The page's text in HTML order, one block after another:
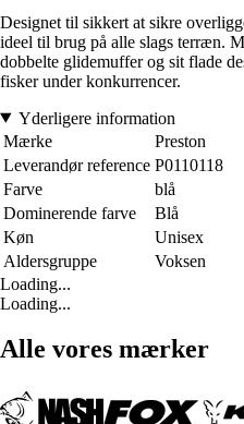
Designet til sikkert at sikre
ideel til brug på alle slags terræn.
dobbelte glidemuffer og sit flade
fisker under konkurrencer.
Yderligere information
Mærke
Preston
Leverandør reference P0110118
Farve
blå
Dominerende farve
Blå
Køn
Unisex
Aldersgruppe
Voksen
Loading...
Loading...
Alle vores mærker